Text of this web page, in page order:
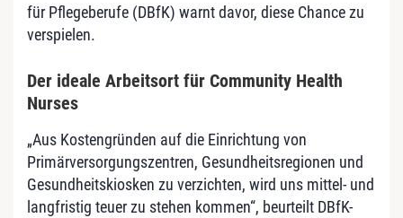
für Pflegeberufe (DBfK) warnt davor, diese Chance zu
verspielen.
Der ideale Arbeitsort für Community Health
Nurses
„Aus Kostengründen auf die Einrichtung von
Primärversorgungszentren, Gesundheitsregionen und
Gesundheitskiosken zu verzichten, wird uns mittel- und
langfristig teuer zu stehen kommen“, beurteilt DBfK-